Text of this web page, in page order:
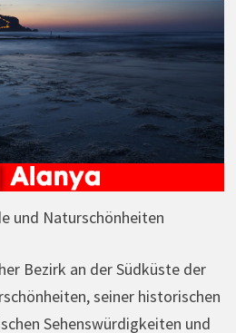
und Naturschönheiten
Bezirk an der Südküste der
seiner historischen
Sehenswürdigkeiten und